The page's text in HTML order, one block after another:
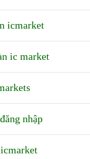
icmarket
ic market
nhập